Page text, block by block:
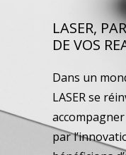
LASER,
DE VOS
Dans un
LASER se
par